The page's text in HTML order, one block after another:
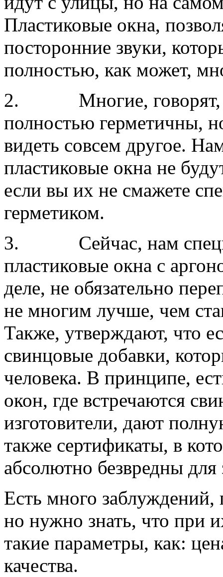
Пластиковые окна,
посторонние звуки,
полностью, как может,
2. Многие, говорят,
полностью герметичны,
видеть совсем другое.
пластиковые окна не
если вы их не смажете
герметиком.
3. Сейчас, нам
пластиковые окна с
деле, не обязательно
не многим лучше, чем
Также, утверждают, что
свинцовые добавки,
человека. В принципе,
окон, где встречаются
изготовители, дают
также сертификаты, в
абсолютно безвредны для
Есть много
но нужно знать, что при
такие параметры, как:
качества.